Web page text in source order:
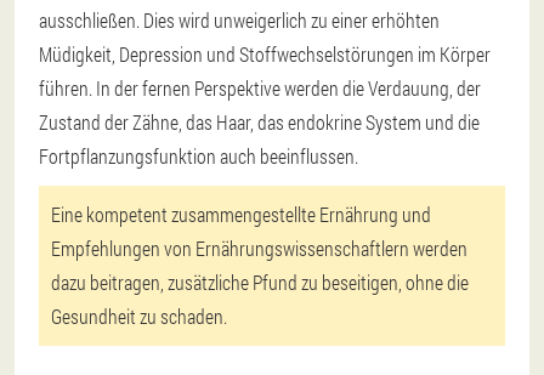
ausschließen. Dies wird unweigerlich zu einer erhöhten
Müdigkeit, Depression und Stoffwechselstörungen im Körper
führen. In der fernen Perspektive werden die Verdauung, der
Zustand der Zähne, das Haar, das endokrine System und die
Fortpflanzungsfunktion auch beeinflussen.
Eine kompetent zusammengestellte Ernährung und
Empfehlungen von Ernährungswissenschaftlern werden
dazu beitragen, zusätzliche Pfund zu beseitigen, ohne die
Gesundheit zu schaden.